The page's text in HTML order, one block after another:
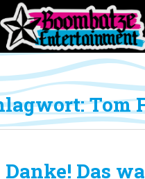
Tom
Danke! Das